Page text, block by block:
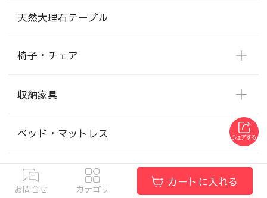
天然大理石テーブル
椅子・チェア
収納家具
ベッド・マットレス
子供家具
お問合せ カテゴリ
カートに入れる